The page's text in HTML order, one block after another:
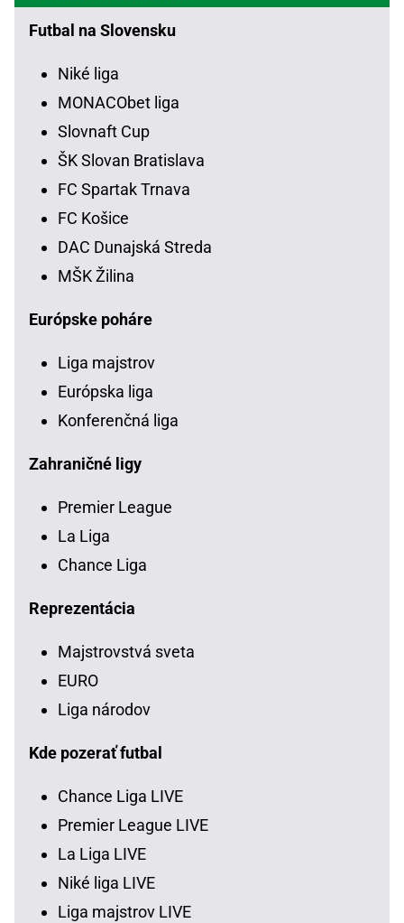
Futbal na Slovensku
Niké liga
MONACObet liga
Slovnaft Cup
ŠK Slovan Bratislava
FC Spartak Trnava
FC Košice
DAC Dunajská Streda
MŠK Žilina
Európske poháre
Liga majstrov
Európska liga
Konferenčná liga
Zahraničné ligy
Premier League
La Liga
Chance Liga
Reprezentácia
Majstrovstvá sveta
EURO
Liga národov
Kde pozerať futbal
Chance Liga LIVE
Premier League LIVE
La Liga LIVE
Niké liga LIVE
Liga majstrov LIVE